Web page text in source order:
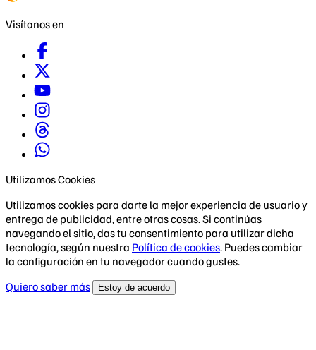
Visítanos en
Utilizamos Cookies
Utilizamos cookies para darte la mejor experiencia de usuario y
entrega de publicidad, entre otras cosas. Si continúas
navegando el sitio, das tu consentimiento para utilizar dicha
tecnología, según nuestra Política de cookies. Puedes cambiar
la configuración en tu navegador cuando gustes.
Quiero saber más
Estoy de acuerdo